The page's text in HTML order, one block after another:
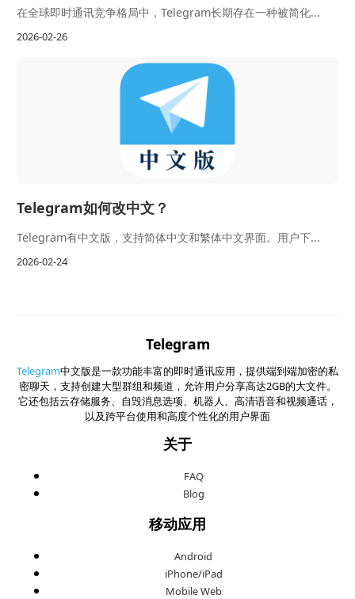
在全球即时通讯竞争格局中，Telegram长期存在一种被简化...
2026-02-26
Telegram如何改中文？
Telegram有中文版，支持简体中文和繁体中文界面。用户下...
2026-02-24
Telegram
Telegram中文版是一款功能丰富的即时通讯应用，提供端到端加密的私
密聊天，支持创建大型群组和频道，允许用户分享高达2GB的大文件。
它还包括云存储服务、自毁消息选项、机器人、高清语音和视频通话，
以及跨平台使用和高度个性化的用户界面
关于
FAQ
Blog
移动应用
Android
iPhone/iPad
Mobile Web